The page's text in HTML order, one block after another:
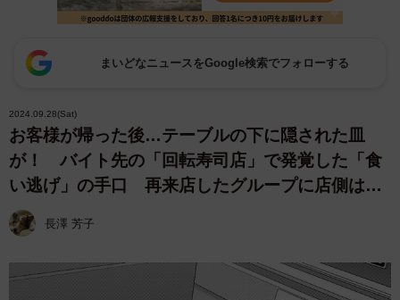
まいどなニュースをGoogle検索でフォローする
2024.09.28(Sat)
お客様が帰った後…テーブルの下に隠された皿
が！ バイト先の「回転寿司店」で発覚した「食
い逃げ」の手口 再来店したグループに店側は…
長澤 芳子